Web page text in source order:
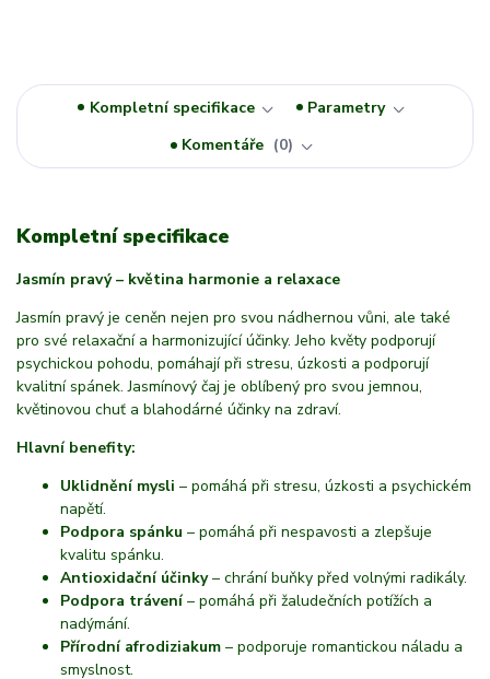
Kompletní specifikace
Parametry
Komentáře
0
Kompletní specifikace
Jasmín pravý – květina harmonie a relaxace
Jasmín pravý je ceněn nejen pro svou nádhernou vůni, ale také
pro své relaxační a harmonizující účinky. Jeho květy podporují
psychickou pohodu, pomáhají při stresu, úzkosti a podporují
kvalitní spánek. Jasmínový čaj je oblíbený pro svou jemnou,
květinovou chuť a blahodárné účinky na zdraví.
Hlavní benefity:
Uklidnění mysli – pomáhá při stresu, úzkosti a psychickém
napětí.
Podpora spánku – pomáhá při nespavosti a zlepšuje
kvalitu spánku.
Antioxidační účinky– chrání buňky před volnými radikály.
Podpora trávení– pomáhá při žaludečních potížích a
nadýmání.
Přírodní afrodiziakum – podporuje romantickou náladu a
smyslnost.